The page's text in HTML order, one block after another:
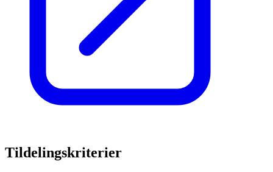
Tildelingskriterier